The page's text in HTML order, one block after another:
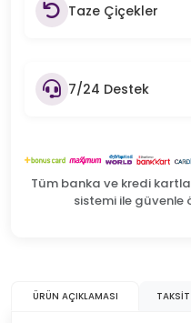
Taze Çiçekler
7/24 Destek
Tüm banka ve kredi
sistemi ile güvenle
ÜRÜN AÇIKLAMASI TAKSIT